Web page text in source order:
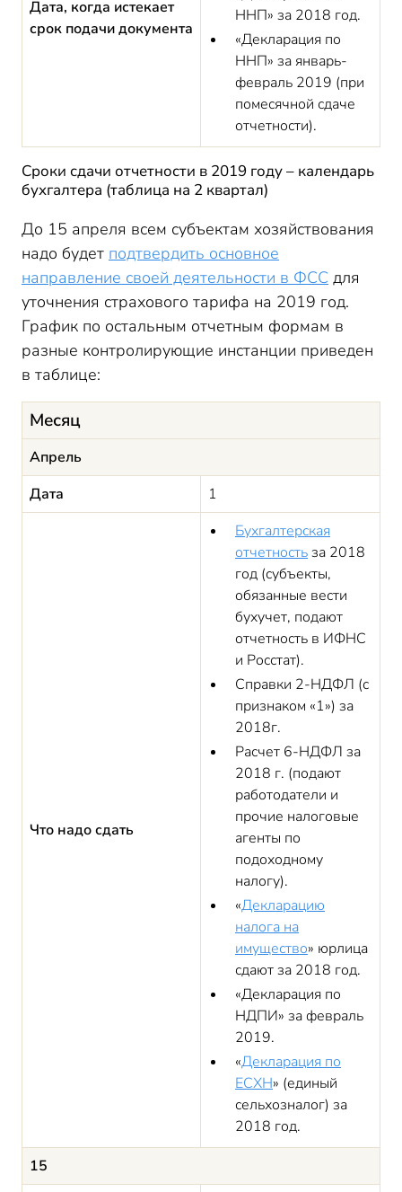
Дата, когда истекает
срок подачи документа
ННП» за 2018 год.
«Декларация по
ННП» за январь-
февраль 2019 (при
помесячной сдаче
отчетности).
Сроки сдачи отчетности в 2019 году – календарь
бухгалтера (таблица на 2 квартал)
До 15 апреля всем субъектам хозяйствования
надо будет подтвердить основное
направление своей деятельности в ФСС для
уточнения страхового тарифа на 2019 год.
График по остальным отчетным формам в
разные контролирующие инстанции приведен
в таблице:
Месяц
Апрель
Дата
1
Что надо сдать
Бухгалтерская
отчетностьза 2018
год (субъекты,
обязанные вести
бухучет, подают
отчетность в ИФНС
и Росстат).
Справки 2-НДФЛ (с
признаком «1») за
2018г.
Расчет 6-НДФЛ за
2018 г. (подают
работодатели и
прочие налоговые
агенты по
подоходному
налогу).
«Декларацию
налога на
имущество» юрлица
сдают за 2018 год.
«Декларация по
НДПИ» за февраль
2019.
«Декларация по
ЕСХН» (единый
сельхозналог) за
2018 год.
15